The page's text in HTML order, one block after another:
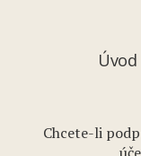
Úvod
Chcete-li